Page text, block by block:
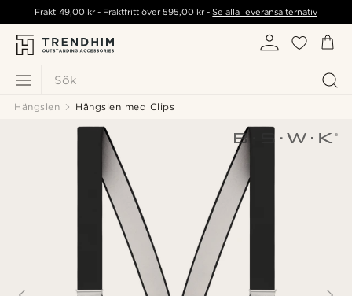
Sök
Frakt 49,00 kr- Fraktfritt över595,00 kr -Se alla leveransalternativ
Hängslen Hängslen med Clips